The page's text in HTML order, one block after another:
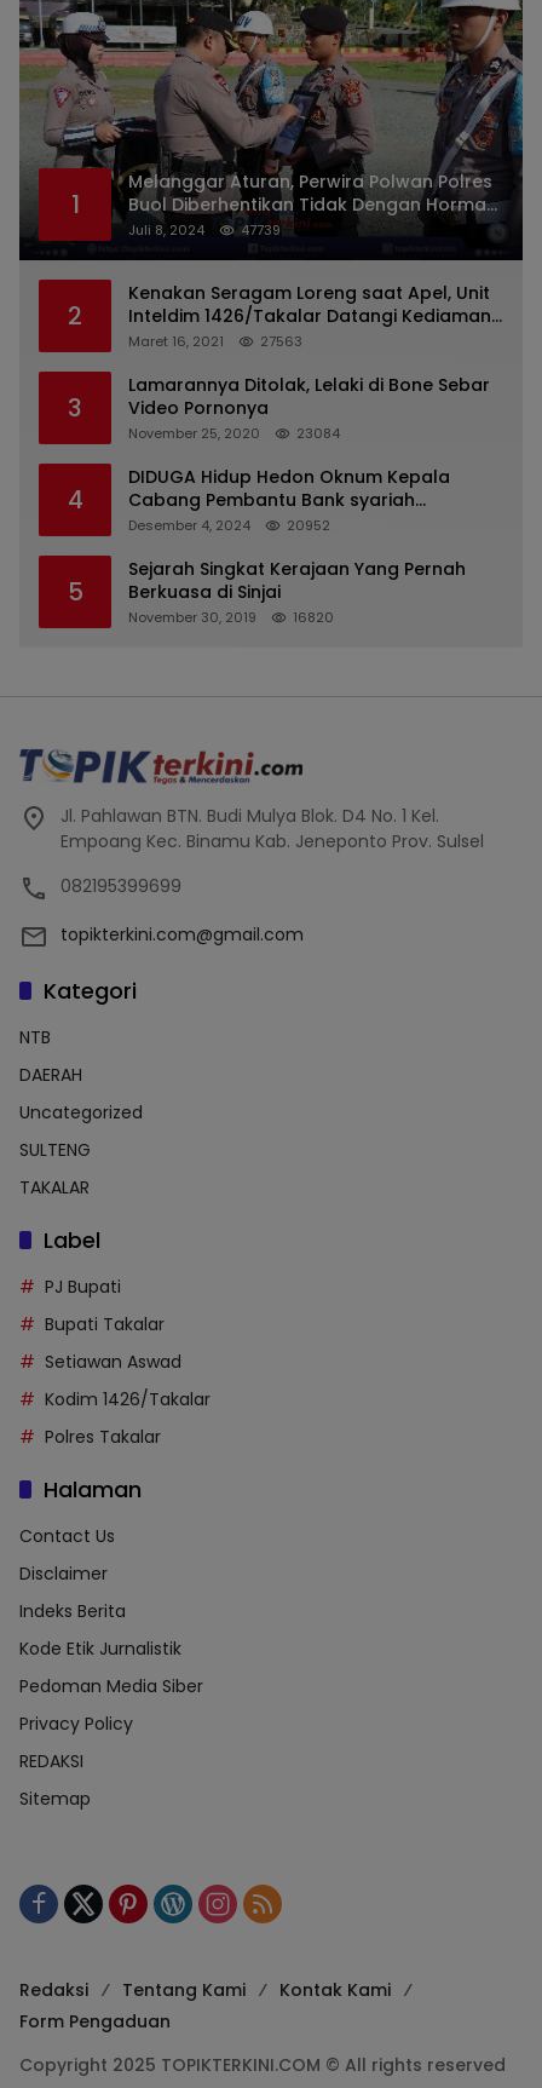
1
Melanggar Aturan, Perwira Polwan Polres
Buol Diberhentikan Tidak Dengan Hormat
Dari Dinas Kepolisian
Juli 8, 2024 47739
2
Kenakan Seragam Loreng saat Apel, Unit
Inteldim 1426/Takalar Datangi Kediaman
Kasatpol PP
Maret 16, 2021 27563
3
Lamarannya Ditolak, Lelaki di Bone Sebar
Video Pornonya
November 25, 2020 23084
4
DIDUGA Hidup Hedon Oknum Kepala
Cabang Pembantu Bank syariah
Indonesia Unit Hasan Basri di Banjarmasin
Milyaran Rupiah dan Bilyet Giro Tidak
Terdaftar, OJK Kalsel : Bertemu Tanggal 11
Desember 4, 2024 20952
5
Sejarah Singkat Kerajaan Yang Pernah
Berkuasa di Sinjai
November 30, 2019 16820
Jl. Pahlawan BTN. Budi Mulya Blok. D4 No. 1 Kel.
Empoang Kec. Binamu Kab. Jeneponto Prov. Sulsel
082195399699
topikterkini.com@gmail.com
Kategori
NTB
DAERAH
Uncategorized
SULTENG
TAKALAR
Label
PJ Bupati
Bupati Takalar
Setiawan Aswad
Kodim 1426/Takalar
Polres Takalar
Halaman
Contact Us
Disclaimer
Indeks Berita
Kode Etik Jurnalistik
Pedoman Media Siber
Privacy Policy
REDAKSI
Sitemap
Redaksi Tentang Kami
Kontak Kami
Form Pengaduan
Copyright 2025 TOPIKTERKINI.COM © All rights reserved